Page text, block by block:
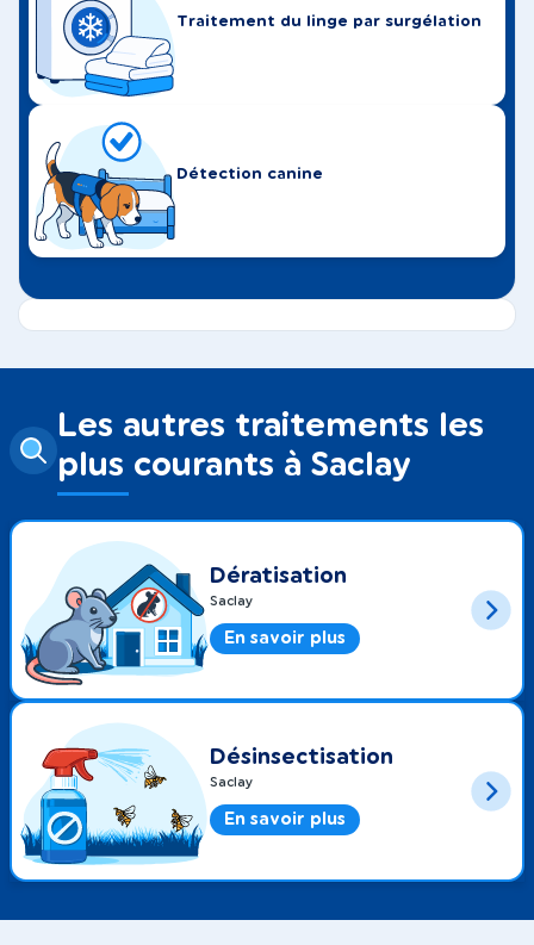
Traitement du linge par surgélation
Détection canine
Les autres traitements les
plus courants à Saclay
Dératisation
Saclay
En savoir plus
Désinsectisation
Saclay
En savoir plus